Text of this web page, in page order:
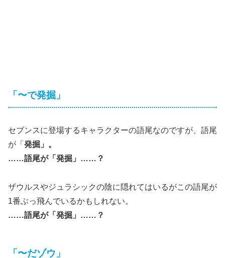
「〜で発掘」
セブンスに登場するキャラクターの語尾なのですが、語尾
が「 発掘」。
……語尾が「発掘」……？
ザウルスやジュラシックの陰に隠れてはいるがこの語尾が
1番ぶっ飛んでいるかもしれない。
……語尾が「発掘」……？
「〜だゾウ」